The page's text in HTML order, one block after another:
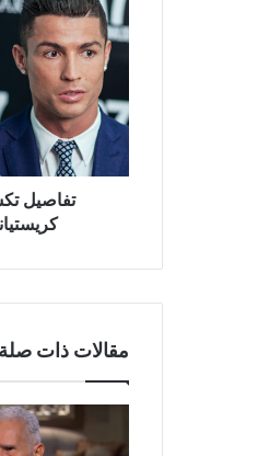
تكشف
للمرة
الأولى
علاقة
كريستيانو
رونالدو
وكيم
كرداشيانتفاصيل
مقالات ذات صلة